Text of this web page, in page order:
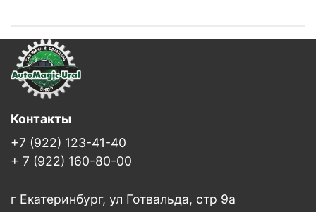
Контакты
+7 (922) 123-41-40
+ 7 (922) 160-80-00
г Екатеринбург, ул Готвальда, стр 9а